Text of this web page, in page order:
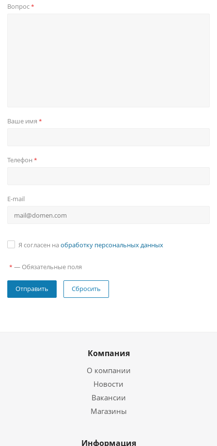
Вопрос*
Ваше имя *
Телефон *
E-mail
Я согласен на обработку персональных данных
* — Обязательные поля
Сбросить
Компания
О компании
Новости
Вакансии
Магазины
Информация